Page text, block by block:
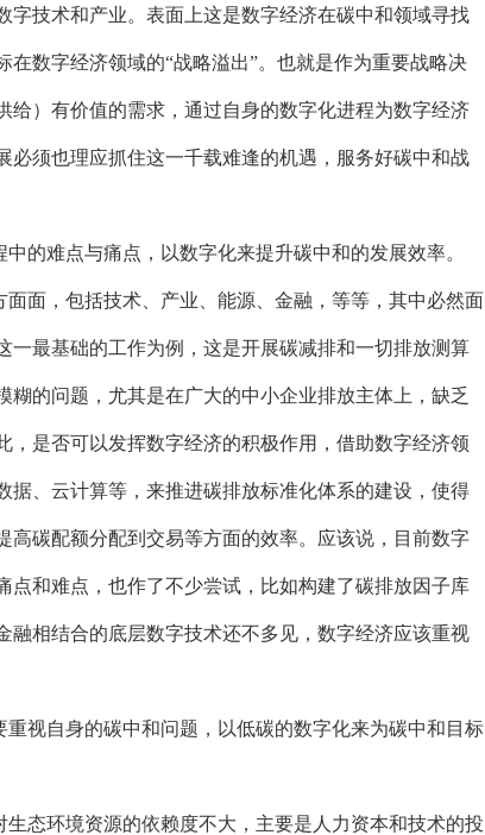
字技术和产业。表面上这是数字经济在碳中和领域寻找
数字经济领域的“战略溢出”。也就是作为重要战略决
给）有价值的需求，通过自身的数字化进程为数字经济
必须也理应抓住这一千载难逢的机遇，服务好碳中和战
的难点与痛点，以数字化来提升碳中和的发展效率。
面，包括技术、产业、能源、金融，等等，其中必然面
一最基础的工作为例，这是开展碳减排和一切排放测算
糊的问题，尤其是在广大的中小企业排放主体上，缺乏
，是否可以发挥数字经济的积极作用，借助数字经济领
据、云计算等，来推进碳排放标准化体系的建设，使得
高碳配额分配到交易等方面的效率。应该说，目前数字
点和难点，也作了不少尝试，比如构建了碳排放因子库
融相结合的底层数字技术还不多见，数字经济应该重视
视自身的碳中和问题，以低碳的数字化来为碳中和目标
态环境资源的依赖度不大，主要是人力资本和技术的投